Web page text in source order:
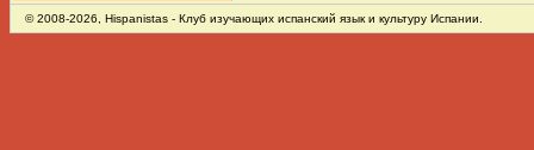
© 2008-2026, Hispanistas - Клуб изучающих испанский язык и культуру Испании.